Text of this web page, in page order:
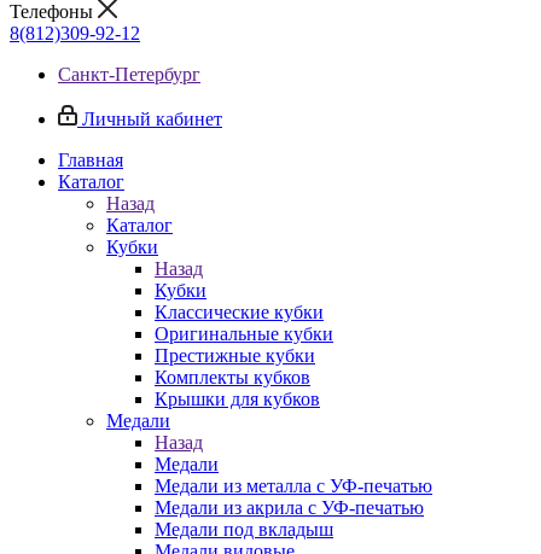
Телефоны
8(812)309-92-12
Санкт-Петербург
Личный кабинет
Главная
Каталог
Назад
Каталог
Кубки
Назад
Кубки
Классические кубки
Оригинальные кубки
Престижные кубки
Комплекты кубков
Крышки для кубков
Медали
Назад
Медали
Медали из металла с УФ-печатью
Медали из акрила с УФ-печатью
Медали под вкладыш